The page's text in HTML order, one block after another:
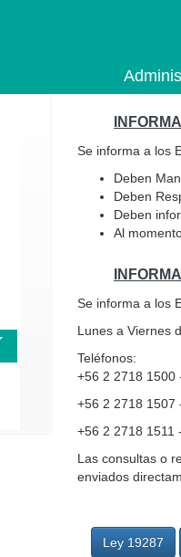
Se informa a los
Deben
Deben
Deben
Al
Se informa a los
Lunes a Viernes
Teléfonos:
+56 2 2718 1500
+56 2 2718 1507
+56 2 2718 1511
Las consultas o
enviados
Ley 19287